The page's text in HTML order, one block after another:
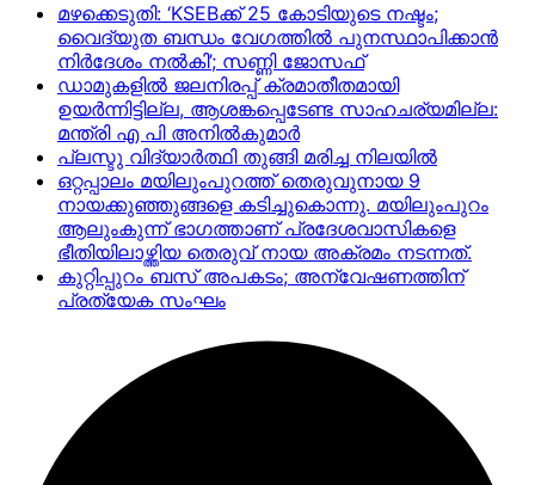
മഴക്കെടുതി: ‘KSEBക്ക് 25 കോടിയുടെ നഷ്ടം;
വൈദ്യുത ബന്ധം വേഗത്തിൽ പുനസ്ഥാപിക്കാൻ
നിർ​ദേശം നൽകി’; സണ്ണി ജോസഫ്
ഡാമുകളില്‍ ജലനിരപ്പ് ക്രമാതീതമായി
ഉയര്‍ന്നിട്ടില്ല, ആശങ്കപ്പെടേണ്ട സാഹചര്യമില്ല:
മന്ത്രി എ പി അനില്‍കുമാര്‍
പ്ലസ്ടു വിദ്യാർത്ഥി തുങ്ങി മരിച്ച നിലയിൽ
ഒറ്റപ്പാലം മയിലുംപുറത്ത് തെരുവുനായ 9
നായക്കുഞ്ഞുങ്ങളെ കടിച്ചുകൊന്നു. മയിലുംപുറം
ആലുംകുന്ന് ഭാഗത്താണ് പ്രദേശവാസികളെ
ഭീതിയിലാഴ്ത്തിയ തെരുവ് നായ അക്രമം നടന്നത്.
കുറ്റിപ്പുറം ബസ് അപകടം; അന്വേഷണത്തിന്
പ്രത്യേക സംഘം